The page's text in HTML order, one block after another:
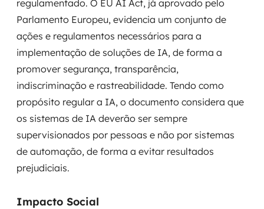
regulamentado. O EU AI Act, já aprovado pelo
Parlamento Europeu, evidencia um conjunto de
ações e regulamentos necessários para a
implementação de soluções de IA, de forma a
promover segurança, transparência,
indiscriminação e rastreabilidade. Tendo como
propósito regular a IA, o documento considera que
os sistemas de IA deverão ser sempre
supervisionados por pessoas e não por sistemas
de automação, de forma a evitar resultados
prejudiciais.
Impacto Social